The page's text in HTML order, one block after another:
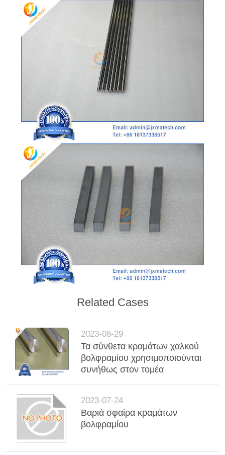
Related Cases
2023-08-29
Τα σύνθετα κραμάτων χαλκού
βολφραμίου χρησιμοποιούνται
συνήθως στον τομέα
2023-07-24
Βαριά σφαίρα κραμάτων
βολφραμίου